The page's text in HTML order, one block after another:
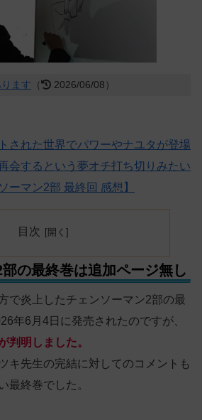
ます （ 2026/06/08）
された世界でパワーやナユタが登場
会するという夢オチ打ち切りみたい
ーマン2部 最終回 感想】
目次
の最終巻は追加ページ無し
で炎上したチェンソーマン2部の最
年6月4日に発売されたのですが、
判明しました。
キ先生の完結に対してのコメントも
最終巻でした。